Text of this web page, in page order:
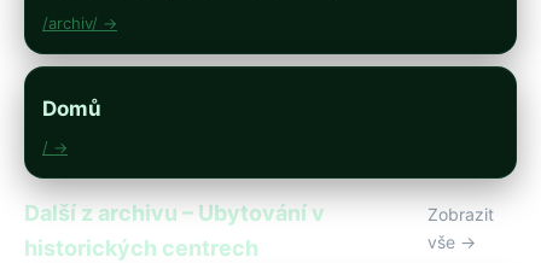
/archiv/ →
Domů
/ →
Další z archivu – Ubytování v
historických centrech
Zobrazit
vše →